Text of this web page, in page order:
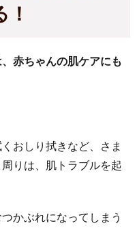
赤ちゃんの肌ケアにも
おしり拭きなど、さま
りは、肌トラブルを起
かぶれになってしまう